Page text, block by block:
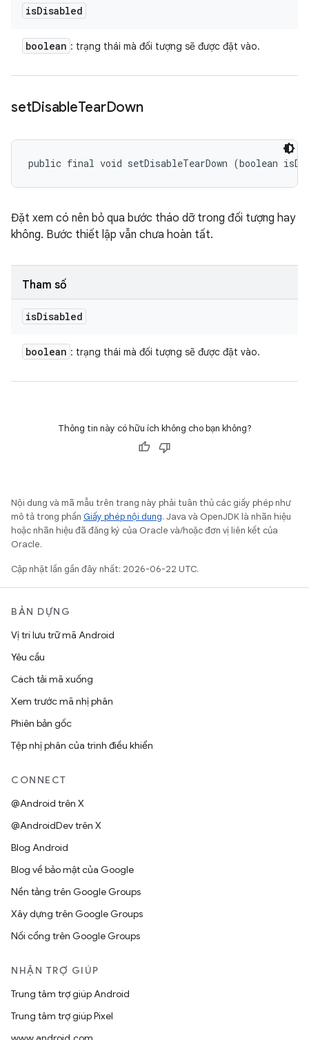
isDisabled
boolean : trạng thái mà đối tượng sẽ được đặt vào.
setDisableTearDown
public final void setDisableTearDown (boolean
Đặt xem có nên bỏ qua bước tháo dỡ trong đối tượng hay
không. Bước thiết lập vẫn chưa hoàn tất.
Tham số
isDisabled
boolean : trạng thái mà đối tượng sẽ được đặt vào.
Thông tin này có hữu ích không cho bạn không?
Nội dung và mã mẫu trên trang này phải tuân thủ các giấy phép như
mô tả trong phần Giấy phép nội dung. Java và OpenJDK là nhãn hiệu
hoặc nhãn hiệu đã đăng ký của Oracle và/hoặc đơn vị liên kết của
Oracle.
Cập nhật lần gần đây nhất: 2026-06-22 UTC.
BẢN DỰNG
Vị trí lưu trữ mã Android
Yêu cầu
Cách tải mã xuống
Xem trước mã nhị phân
Phiên bản gốc
Tệp nhị phân của trình điều khiển
CONNECT
@Android trên X
@AndroidDev trên X
Blog Android
Blog về bảo mật của Google
Nền tảng trên Google Groups
Xây dựng trên Google Groups
Nối cổng trên Google Groups
NHẬN TRỢ GIÚP
Trung tâm trợ giúp Android
Trung tâm trợ giúp Pixel